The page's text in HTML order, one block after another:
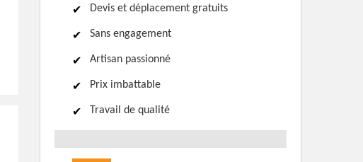
Devis et déplacement gratuits
Sans engagement
Artisan passionné
Prix imbattable
Travail de qualité